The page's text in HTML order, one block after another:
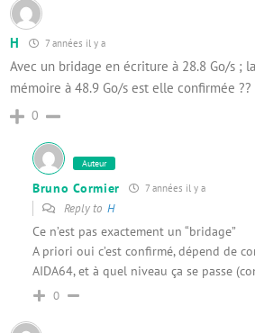
H 7 années il y a
Avec un bridage en écriture à 28.8 Go/s ;
mémoire à 48.9 Go/s est elle confirmée ??
0
Auteur
Bruno Cormier 7 années il y a
Reply to H
Ce n’est pas exactement un “bridage”
A priori oui c’est confirmé, dépend de
AIDA64, et à quel niveau ça se passe
0